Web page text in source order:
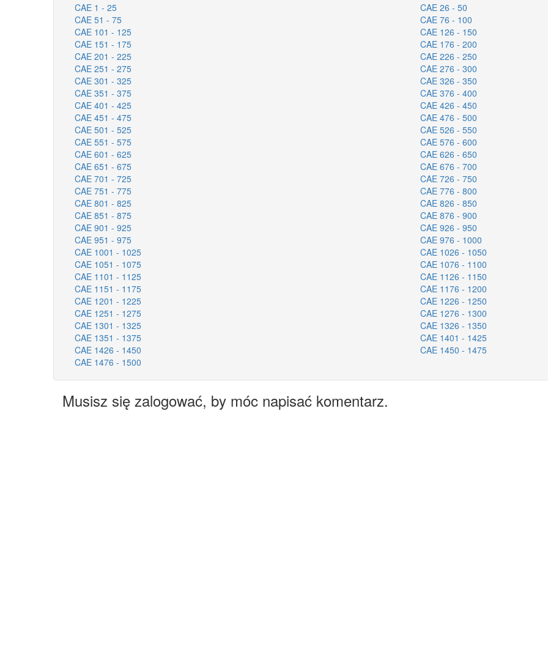
CAE 1 - 25
CAE 26 - 50
CAE 51 - 75
CAE 76 - 100
CAE 101 - 125
CAE 126 - 150
CAE 151 - 175
CAE 176 - 200
CAE 201 - 225
CAE 226 - 250
CAE 251 - 275
CAE 276 - 300
CAE 301 - 325
CAE 326 - 350
CAE 351 - 375
CAE 376 - 400
CAE 401 - 425
CAE 426 - 450
CAE 451 - 475
CAE 476 - 500
CAE 501 - 525
CAE 526 - 550
CAE 551 - 575
CAE 576 - 600
CAE 601 - 625
CAE 626 - 650
CAE 651 - 675
CAE 676 - 700
CAE 701 - 725
CAE 726 - 750
CAE 751 - 775
CAE 776 - 800
CAE 801 - 825
CAE 826 - 850
CAE 851 - 875
CAE 876 - 900
CAE 901 - 925
CAE 926 - 950
CAE 951 - 975
CAE 976 - 1000
CAE 1001 - 1025
CAE 1026 - 1050
CAE 1051 - 1075
CAE 1076 - 1100
CAE 1101 - 1125
CAE 1126 - 1150
CAE 1151 - 1175
CAE 1176 - 1200
CAE 1201 - 1225
CAE 1226 - 1250
CAE 1251 - 1275
CAE 1276 - 1300
CAE 1301 - 1325
CAE 1326 - 1350
CAE 1351 - 1375
CAE 1401 - 1425
CAE 1426 - 1450
CAE 1450 - 1475
CAE 1476 - 1500
Musisz się zalogować, by móc napisać komentarz.